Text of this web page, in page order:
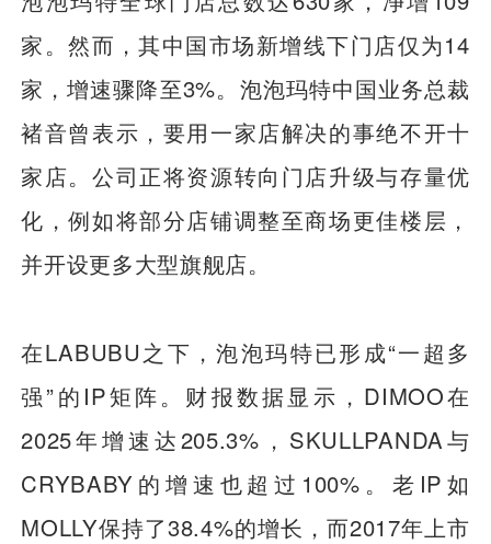
家。然而，其中国市场新增线下门店仅为14
家，增速骤降至3%。泡泡玛特中国业务总裁
褚音曾表示，要用一家店解决的事绝不开十
家店。公司正将资源转向门店升级与存量优
化，例如将部分店铺调整至商场更佳楼层，
并开设更多大型旗舰店。
在LABUBU之下，泡泡玛特已形成“一超多
强”的IP矩阵。财报数据显示，DIMOO在
2025年增速达205.3%，SKULLPANDA与
CRYBABY的增速也超过100%。老IP如
MOLLY保持了38.4%的增长，而2017年上市